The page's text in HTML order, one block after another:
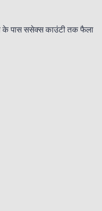
के पास ससेक्स काउंटी तक फैला